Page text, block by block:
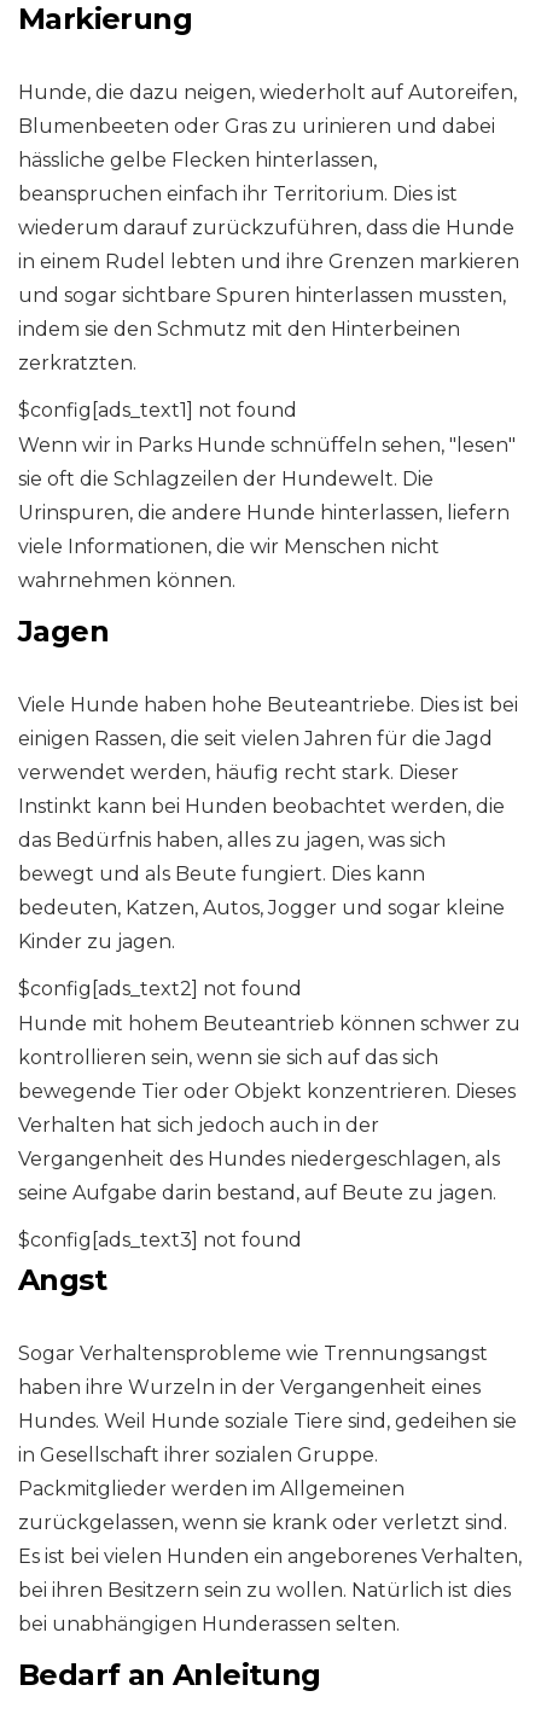
Markierung
Hunde, die dazu neigen, wiederholt auf Autoreifen,
Blumenbeeten oder Gras zu urinieren und dabei
hässliche gelbe Flecken hinterlassen,
beanspruchen einfach ihr Territorium. Dies ist
wiederum darauf zurückzuführen, dass die Hunde
in einem Rudel lebten und ihre Grenzen markieren
und sogar sichtbare Spuren hinterlassen mussten,
indem sie den Schmutz mit den Hinterbeinen
zerkratzten.
$config[ads_text1] not found
Wenn wir in Parks Hunde schnüffeln sehen, "lesen"
sie oft die Schlagzeilen der Hundewelt. Die
Urinspuren, die andere Hunde hinterlassen, liefern
viele Informationen, die wir Menschen nicht
wahrnehmen können.
Jagen
Viele Hunde haben hohe Beuteantriebe. Dies ist bei
einigen Rassen, die seit vielen Jahren für die Jagd
verwendet werden, häufig recht stark. Dieser
Instinkt kann bei Hunden beobachtet werden, die
das Bedürfnis haben, alles zu jagen, was sich
bewegt und als Beute fungiert. Dies kann
bedeuten, Katzen, Autos, Jogger und sogar kleine
Kinder zu jagen.
$config[ads_text2] not found
Hunde mit hohem Beuteantrieb können schwer zu
kontrollieren sein, wenn sie sich auf das sich
bewegende Tier oder Objekt konzentrieren. Dieses
Verhalten hat sich jedoch auch in der
Vergangenheit des Hundes niedergeschlagen, als
seine Aufgabe darin bestand, auf Beute zu jagen.
$config[ads_text3] not found
Angst
Sogar Verhaltensprobleme wie Trennungsangst
haben ihre Wurzeln in der Vergangenheit eines
Hundes. Weil Hunde soziale Tiere sind, gedeihen sie
in Gesellschaft ihrer sozialen Gruppe.
Packmitglieder werden im Allgemeinen
zurückgelassen, wenn sie krank oder verletzt sind.
Es ist bei vielen Hunden ein angeborenes Verhalten,
bei ihren Besitzern sein zu wollen. Natürlich ist dies
bei unabhängigen Hunderassen selten.
Bedarf an Anleitung